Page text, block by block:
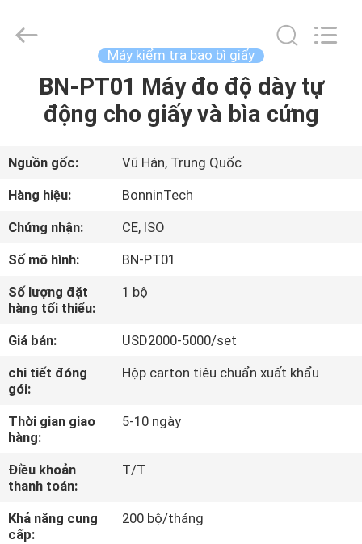
TRANG
CHỦ
CÁC
SẢN
PHẨM
VIDEO
CHÚNG
TÔI
THAM
QUAN
NHÀ
MÁY
Wuhan
Bonnin
Máy kiểm tra bao bì giấy
BN-PT01 Máy đo độ dày tự
động cho giấy và bìa cứng
Nguồn gốc:
Vũ Hán, Trung Quốc
Hàng hiệu:
BonninTech
Chứng nhận:
CE, ISO
Số mô hình:
BN-PT01
Số lượng đặt
hàng tối thiểu:
1 bộ
Giá bán:
USD2000-5000/set
chi tiết đóng
gói:
Hộp carton tiêu chuẩn xuất khẩu
Thời gian giao
hàng:
5-10 ngày
Điều khoản
thanh toán:
T/T
Khả năng cung
cấp:
200 bộ/tháng